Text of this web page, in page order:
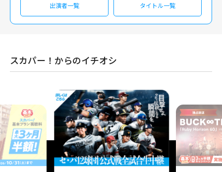
出演者一覧 タイトル一覧
スカパー！からのイチオシ